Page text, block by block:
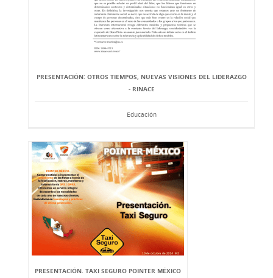
PRESENTACIÓN: OTROS TIEMPOS, NUEVAS VISIONES DEL LIDERAZGO
- RINACE
Educación
PRESENTACIÓN. TAXI SEGURO POINTER MÉXICO